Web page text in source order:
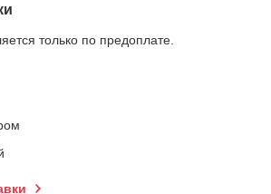
только по предоплате.